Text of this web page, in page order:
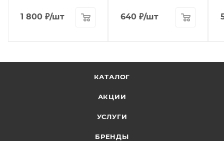
1 800 ₽/шт 640 ₽/шт
КАТАЛОГ
АКЦИИ
УСЛУГИ
БРЕНДЫ